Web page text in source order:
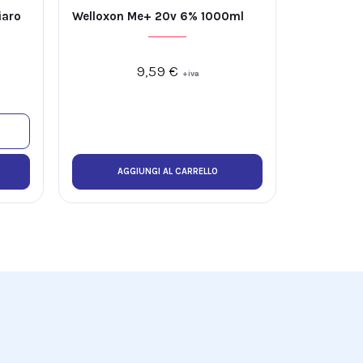
9,59 € +iva
Welloxon Me+ 20v 6% 1000ml
AGGIUNGI AL CARRELLO